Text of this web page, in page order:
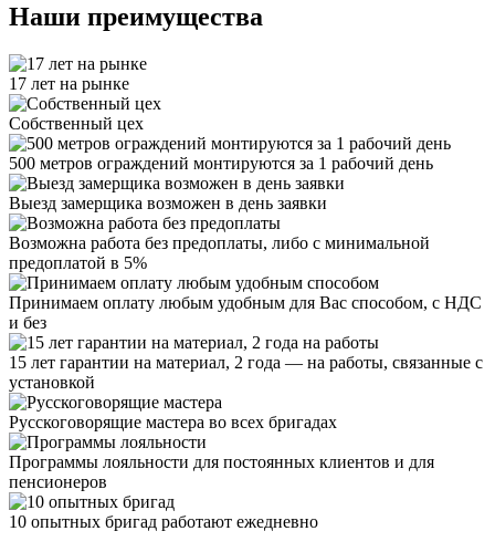
Наши преимущества
17 лет на рынке
Собственный цех
500 метров ограждений монтируются за 1 рабочий день
Выезд замерщика возможен в день заявки
Возможна работа без предоплаты, либо с минимальной
предоплатой в 5%
Принимаем оплату любым удобным для Вас способом, с НДС
и без
15 лет гарантии на материал, 2 года — на работы, связанные с
установкой
Русскоговорящие мастера во всех бригадах
Программы лояльности для постоянных клиентов и для
пенсионеров
10 опытных бригад работают ежедневно